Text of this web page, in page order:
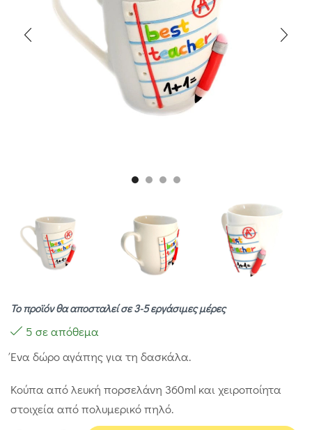
Το προϊόν θα αποσταλεί σε 3-5 εργάσιμες μέρες
5 σε απόθεμα
Ένα δώρο αγάπης για τη δασκάλα.
Κούπα από λευκή πορσελάνη 360ml και χειροποίητα
στοιχεία από πολυμερικό πηλό.